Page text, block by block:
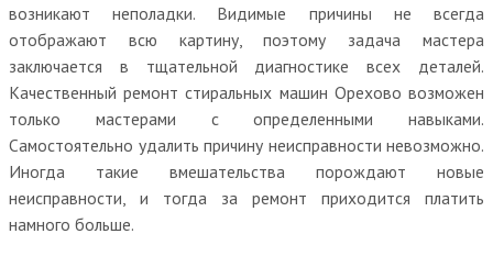
возникают неполадки. Видимые причины не всегда
отображают всю картину, поэтому задача мастера
заключается в тщательной диагностике всех деталей.
Качественный ремонт стиральных машин Орехово возможен
только мастерами с определенными навыками.
Самостоятельно удалить причину неисправности невозможно.
Иногда такие вмешательства порождают новые
неисправности, и тогда за ремонт приходится платить
намного больше.